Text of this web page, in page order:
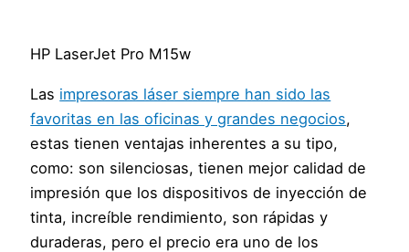
HP LaserJet Pro M15w
Las impresoras láser siempre han sido las
favoritas en las oficinas y grandes negocios,
estas tienen ventajas inherentes a su tipo,
como: son silenciosas, tienen mejor calidad de
impresión que los dispositivos de inyección de
tinta, increíble rendimiento, son rápidas y
duraderas, pero el precio era uno de los